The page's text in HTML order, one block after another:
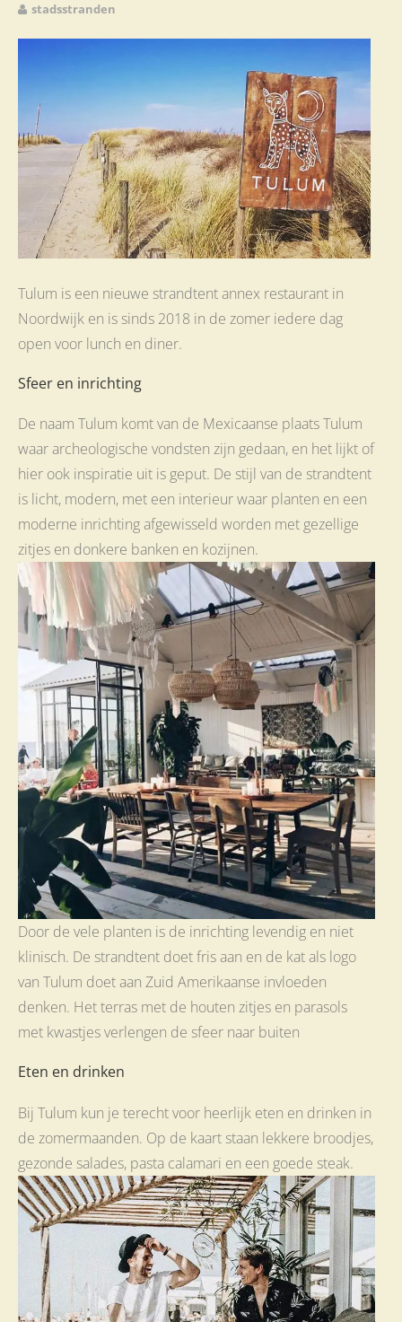
stadsstranden
Tulum is een nieuwe strandtent annex restaurant in
Noordwijk en is sinds 2018 in de zomer iedere dag
open voor lunch en diner.
Sfeer en inrichting
De naam Tulum komt van de Mexicaanse plaats Tulum
waar archeologische vondsten zijn gedaan, en het lijkt of
hier ook inspiratie uit is geput. De stijl van de strandtent
is licht, modern, met een interieur waar planten en een
moderne inrichting afgewisseld worden met gezellige
zitjes en donkere banken en kozijnen.
Door de vele planten is de inrichting levendig en niet
klinisch. De strandtent doet fris aan en de kat als logo
van Tulum doet aan Zuid Amerikaanse invloeden
denken. Het terras met de houten zitjes en parasols
met kwastjes verlengen de sfeer naar buiten
Eten en drinken
Bij Tulum kun je terecht voor heerlijk eten en drinken in
de zomermaanden. Op de kaart staan lekkere broodjes,
gezonde salades, pasta calamari en een goede steak.